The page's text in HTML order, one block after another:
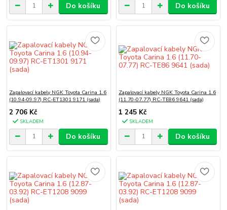
Do košíku Do košíku
Zapalovací kabely NGK Toyota Carina 1.6
(10.94-09.97) RC-ET1301 9171 (sada)
2 706 Kč
SKLADEM
Do košíku
Zapalovací kabely NGK Toyota Carina 1.6
(11.70-07.77) RC-TE86 9641 (sada)
1 245 Kč
SKLADEM
Do košíku